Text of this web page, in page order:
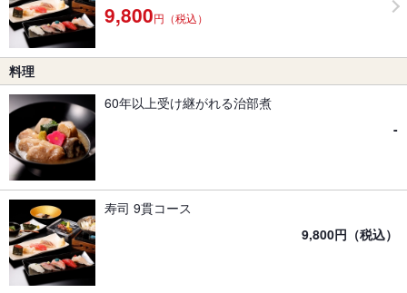
9,800円（税込）
料理
60年以上受け継がれる治部煮
-
寿司 9貫コース
9,800円（税込）